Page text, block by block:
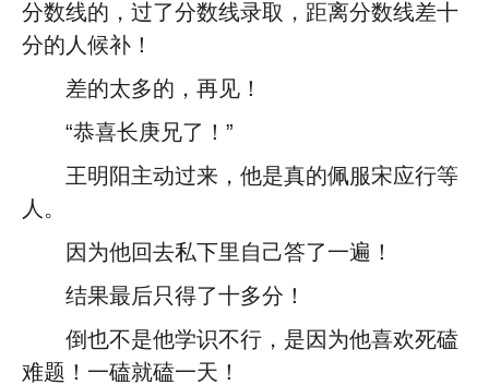
分数线的，过了分数线录取，距离分数线差十
分的人候补！
差的太多的，再见！
“恭喜长庚兄了！”
王明阳主动过来，他是真的佩服宋应行等
人。
因为他回去私下里自己答了一遍！
结果最后只得了十多分！
倒也不是他学识不行，是因为他喜欢死磕
难题！一磕就磕一天！